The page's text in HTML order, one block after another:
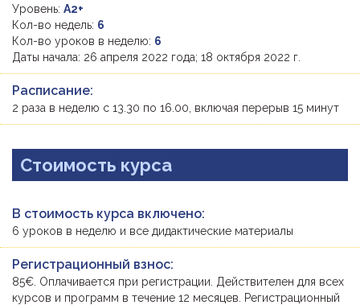
Уровень: A2+
Кол-во недель: 6
Кол-во уроков в неделю: 6
Даты начала: 26 апреля 2022 года; 18 октября 2022 г.
Расписание:
2 раза в неделю с 13.30 по 16.00, включая перерыв 15 минут
Стоимость курса
В стоимость курса включено:
6 уроков в неделю и все дидактические материалы
Регистрационный взнос:
85€. Оплачивается при регистрации. Действителен для всех
курсов и программ в течение 12 месяцев. Регистрационный